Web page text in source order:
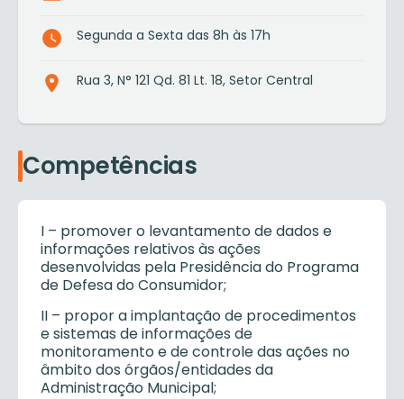
Segunda a Sexta das 8h às 17h
Rua 3, N° 121 Qd. 81 Lt. 18, Setor Central
Competências
I – promover o levantamento de dados e
informações relativos às ações
desenvolvidas pela Presidência do Programa
de Defesa do Consumidor;
II – propor a implantação de procedimentos
e sistemas de informações de
monitoramento e de controle das ações no
âmbito dos órgãos/entidades da
Administração Municipal;